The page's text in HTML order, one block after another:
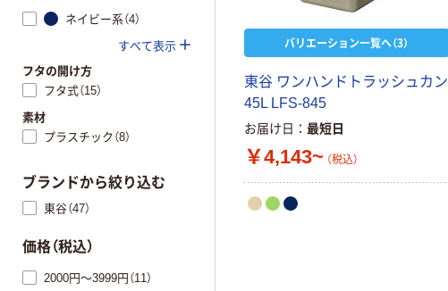
バリエーション一覧へ（3）
東谷 ワンハンドトラッシュカン
45L LFS-845
お届け日 最短日
￥4,143~ （税込）
ネイビー系（4）
すべて表示
フタの開け方
フタ式（15）
素材
プラスチック（8）
ブランドから絞り込む
東谷（47）
価格（税込）
2000円～3999円（11）